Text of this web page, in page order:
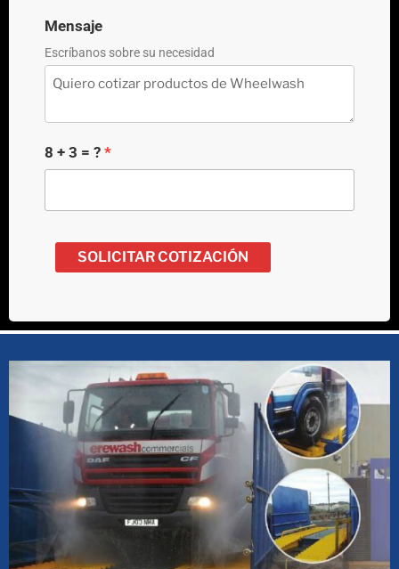
Mensaje
Escríbanos sobre su necesidad
8 + 3 = ?
SOLICITAR COTIZACIÓN